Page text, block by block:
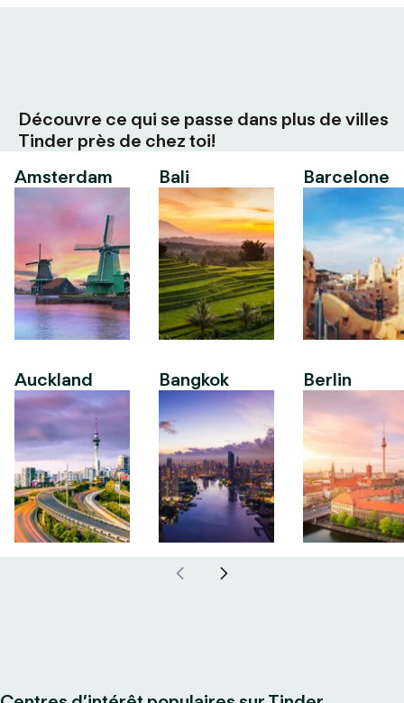
Découvre ce qui se passe dans plus de villes
Tinder près de chez toi!
Amsterdam
Auckland
Bali
Bangkok
Barcelone
Berlin